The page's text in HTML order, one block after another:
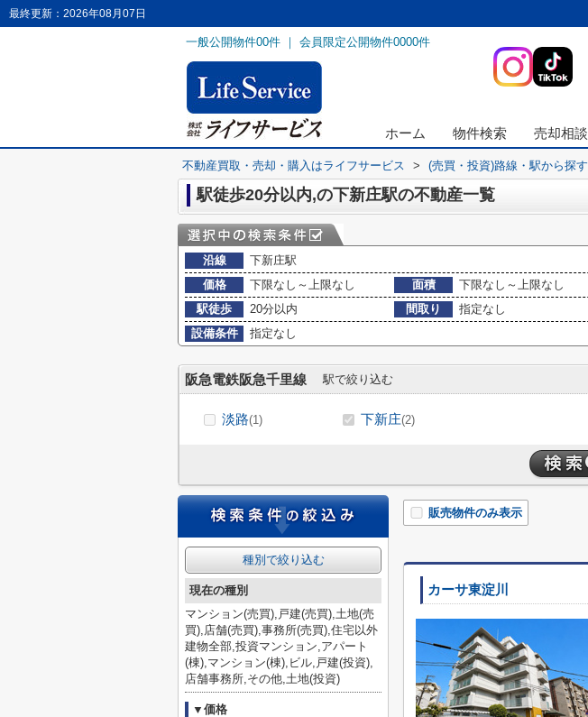
最終更新：2026年08月07日
一般公開物件00件 ｜ 会員限定公開物件0000件
ホーム 物件検索 売却相談
不動産買取・売却・購入はライフサービス > (売買・投資)路線・駅から探す
駅徒歩20分以内,の下新庄駅の不動産一覧
沿線
下新庄駅
価格
下限なし～上限なし 面積 下限なし～上限なし
駅徒歩
20分以内 間取り
指定なし
設備条件
指定なし
阪急電鉄阪急千里線 駅で絞り込む
淡路(1) 下新庄(2)
販売物件のみ表示
カーサ東淀川
種別で絞り込む
現在の種別
マンション(売買),戸建(売買),土地(売
買),店舗(売買),事務所(売買),住宅以外
建物全部,投資マンション,アパート
(棟),マンション(棟),ビル,戸建(投資),
店舗事務所,その他,土地(投資)
▼価格